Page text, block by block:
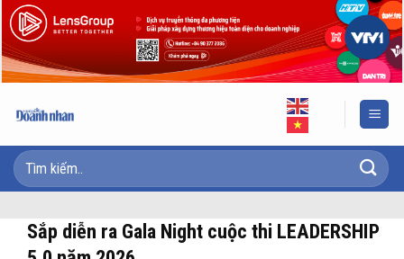
Skip
to
content
Sắp diễn ra Gala Night cuộc thi LEADERSHIP